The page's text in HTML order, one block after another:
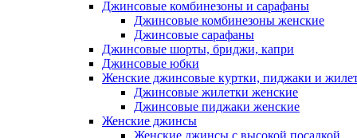
Джинсовые комбинезоны и сарафаны
Джинсовые комбинезоны женские
Джинсовые сарафаны
Джинсовые шорты, бриджи, капри
Джинсовые юбки
Женские джинсовые куртки, пиджаки и
Джинсовые жилетки женские
Джинсовые пиджаки женские
Женские джинсы
Женские джинсы с высокой посадкой